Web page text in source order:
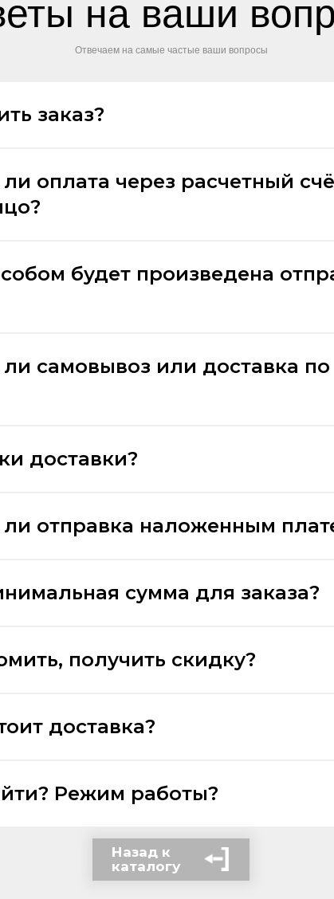
на ваши
Отвечаем на самые частые ваши вопросы
заказ?
оплата через расчетный
будет произведена
самовывоз или доставка по
доставки?
отправка наложенным
сумма для заказа?
получить скидку?
доставка?
Режим работы?
Назад к
каталогу